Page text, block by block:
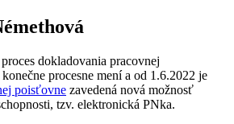
dokladovania pracovnej
konečne procesne mení a od 1.6.2022 je
poisťovne zavedená nová možnosť
tzv. elektronická PNka.